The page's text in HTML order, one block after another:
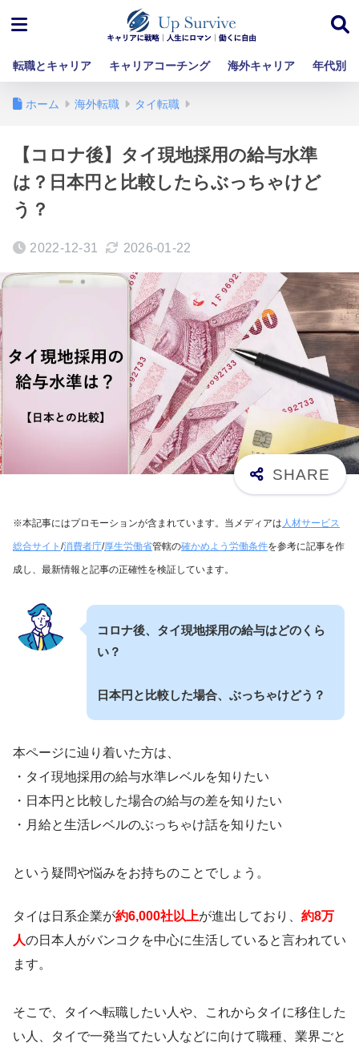
転職とキャリア キャリアコーチング 海外キャリア 年代別
ホーム 海外転職 タイ転職
【コロナ後】タイ現地採用の給与水準
は？日本円と比較したらぶっちゃけど
う？
2022-12-31 2026-01-22
※本記事にはプロモーションが含まれています。当メディアは 人材サービス
総合サイト /消費者庁/厚生労働省管轄の確かめよう労働条件を参考に記事を作
成し、最新情報と記事の正確性を検証しています。
コロナ後、タイ現地採用の給与はどのくら
い？
日本円と比較した場合、ぶっちゃけどう？
本ページに辿り着いた方は、
・タイ現地採用の給与水準レベルを知りたい
・日本円と比較した場合の給与の差を知りたい
・月給と生活レベルのぶっちゃけ話を知りたい
という疑問や悩みをお持ちのことでしょう。
タイは日系企業が約6,000社以上が進出しており、 約8万
人の日本人がバンコクを中心に生活していると言われてい
ます。
そこで、タイへ転職したい人や、これからタイに移住した
い人、タイで一発当てたい人などに向けて職種、業界ごと